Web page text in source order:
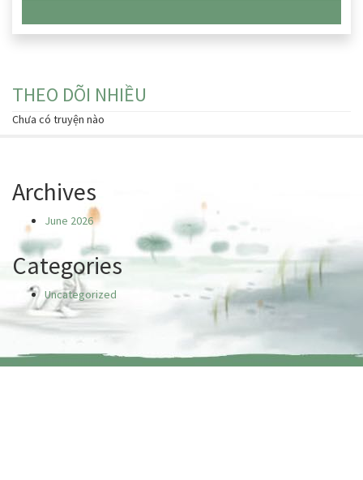
THEO DÕI NHIỀU
Chưa có truyện nào
Archives
June 2026
Categories
Uncategorized